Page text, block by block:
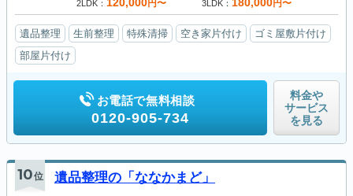
2LDK 円〜 3LDK 円〜
遺品整理 生前整理 特殊清掃 空き家片付け
ゴミ屋敷片付け
部屋片付け
お電話で無料相談
0120-905-734
料金や
サービス
を見る
10位 遺品整理の「ななかまど」